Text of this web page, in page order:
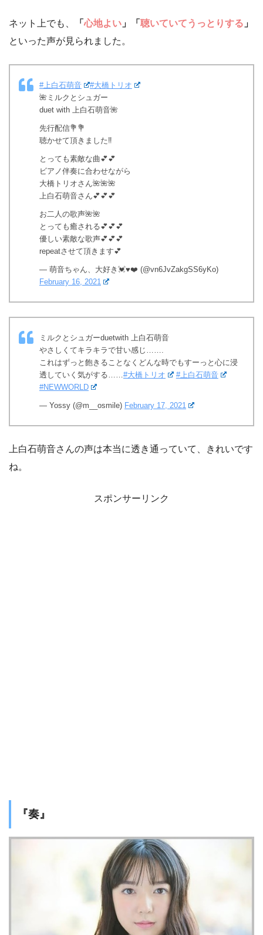
ネット上でも、 「心地よい 」「 聴いていてうっとりする 」
といった声が見られました。
#上白石萌音
#大橋トリオ
🌺ミルクとシュガー
duet with 上白石萌音🌺
先行配信💐💐
聴かせて頂きました‼️
とっても素敵な曲💕💕
ビアノ伴奏に合わせながら
大橋トリオさん🌺🌺🌺
上白石萌音さん💕💕💕
お二人の歌声🌺🌺
とっても癒される💕💕💕
優しい素敵な歌声💕💕💕
repeatさせて頂きます💕
— 萌音ちゃん、大好き💓♥️❤️ (@vn6JvZakgSS6yKo)
February 16, 2021
ミルクとシュガーduetwith 上白石萌音
やさしくてキラキラで甘い感じ…….
これはずっと飽きることなくどんな時でもすーっと心に浸
透していく気がする……#大橋トリオ
#上白石萌音
#NEWWORLD
— Yossy (@m__osmile) February 17, 2021
上白石萌音さんの声は本当に透き通っていて、きれいです
ね。
スポンサーリンク
『奏』